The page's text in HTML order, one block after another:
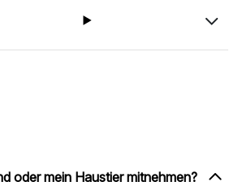
oder mein Haustier mitnehmen?